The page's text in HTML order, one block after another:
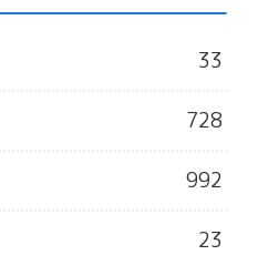
33
728
992
23